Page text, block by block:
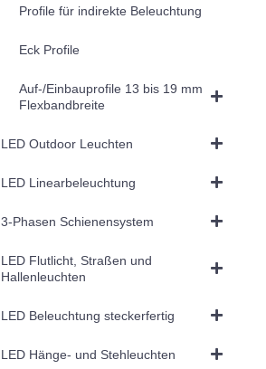
Profile für indirekte Beleuchtung
Eck Profile
Auf-/Einbauprofile 13 bis 19 mm
Flexbandbreite
LED Outdoor Leuchten
LED Linearbeleuchtung
3-Phasen Schienensystem
LED Flutlicht, Straßen und
Hallenleuchten
LED Beleuchtung steckerfertig
LED Hänge- und Stehleuchten